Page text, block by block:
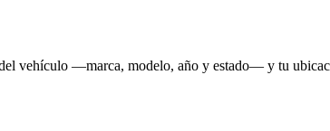
vehículo —marca, modelo, año y estado— y tu